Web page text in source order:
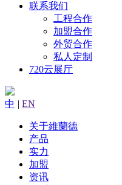
联系我们
工程合作
加盟合作
外贸合作
私人定制
720云展厅
中 | EN
关于維蘭德
产品
实力
加盟
资讯